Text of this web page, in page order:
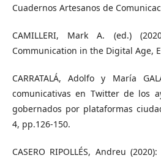
Cuadernos Artesanos de
CAMILLERI, Mark A. (ed.)
Communication in the Digital Age,
CARRATALÁ, Adolfo y María
comunicativas en Twitter de los
gobernados por plataformas
4, pp.126-150.
CASERO RIPOLLÉS, Andreu